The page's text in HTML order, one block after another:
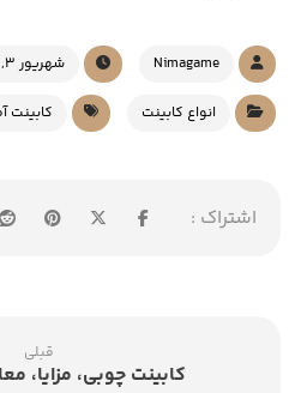
Nimagame شهریور 3, 1401
انواع کابینت کابینت
قبلی
کابینت چوبی، مزایا،